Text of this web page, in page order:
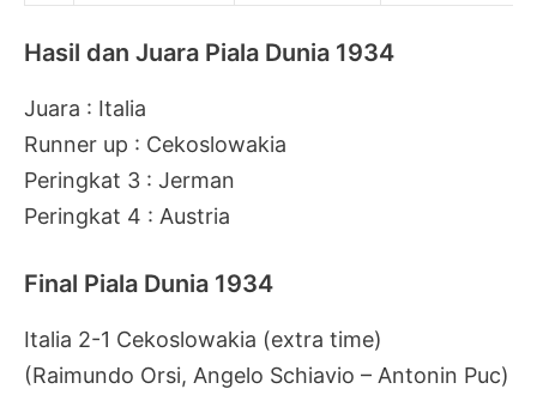
Hasil dan Juara Piala Dunia 1934
Juara : Italia
Runner up : Cekoslowakia
Peringkat 3 : Jerman
Peringkat 4 : Austria
Final Piala Dunia 1934
Italia 2-1 Cekoslowakia (extra time)
(Raimundo Orsi, Angelo Schiavio – Antonin Puc)